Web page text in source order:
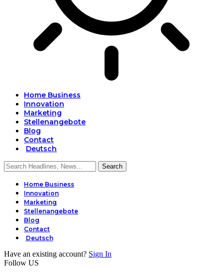
Home Business
Innovation
Marketing
Stellenangebote
Blog
Contact
Deutsch
Home Business
Innovation
Marketing
Stellenangebote
Blog
Contact
Deutsch
Have an existing account? Sign In
Follow US